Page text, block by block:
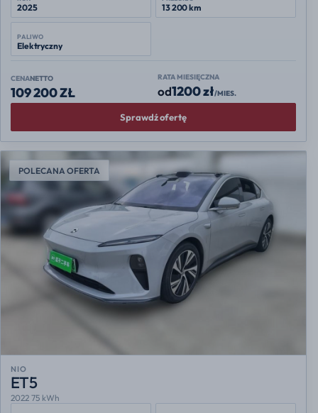
2025 13 200 km
PALIWO
Elektryczny
CENANETTO
109 200 ZŁ
RATA MIESIĘCZNA
od1200 zł/MIES.
Sprawdź ofertę
POLECANA OFERTA
NIO
ET5
2022 75 kWh